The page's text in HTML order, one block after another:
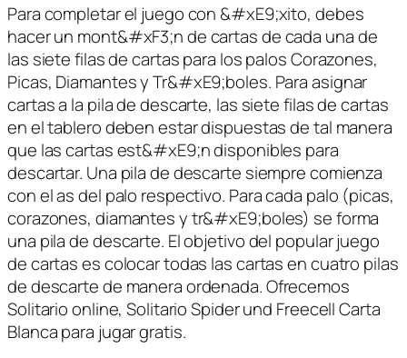
Para completar el juego con &#xE9;xito, debes
hacer un mont&#xF3;n de cartas de cada una de
las siete filas de cartas para los palos Corazones,
Picas, Diamantes y Tr&#xE9;boles. Para asignar
cartas a la pila de descarte, las siete filas de cartas
en el tablero deben estar dispuestas de tal manera
que las cartas est&#xE9;n disponibles para
descartar. Una pila de descarte siempre comienza
con el as del palo respectivo. Para cada palo (picas,
corazones, diamantes y tr&#xE9;boles) se forma
una pila de descarte. El objetivo del popular juego
de cartas es colocar todas las cartas en cuatro pilas
de descarte de manera ordenada. Ofrecemos
Solitario online, Solitario Spider und Freecell Carta
Blanca para jugar gratis.